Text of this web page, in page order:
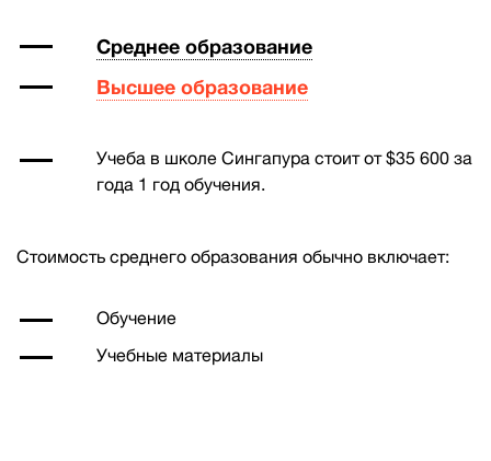
Среднее образование
Высшее образование
Учеба в школе Сингапура стоит от $35 600 за
года 1 год обучения.
Стоимость среднего образования обычно включает:
Обучение
Учебные материалы